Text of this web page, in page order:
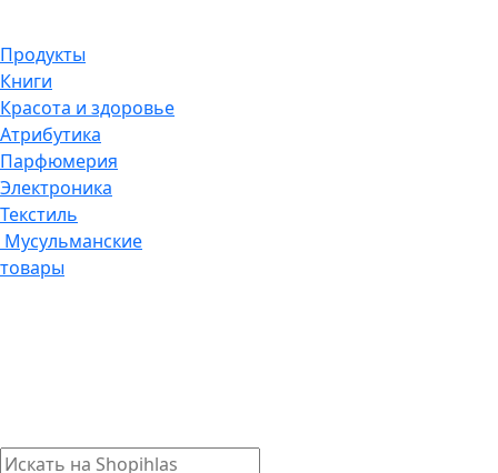
Продукты
Книги
Красота и здоровье
Атрибутика
Парфюмерия
Электроника
Текстиль
Мусульманские
товары